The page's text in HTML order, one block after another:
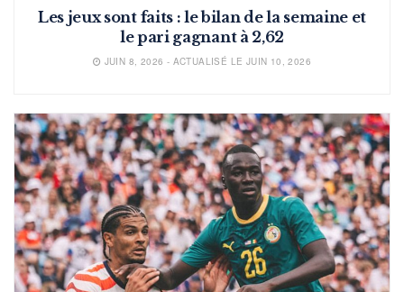
Les jeux sont faits : le bilan de la semaine et
le pari gagnant à 2,62
JUIN 8, 2026 - ACTUALISÉ LE JUIN 10, 2026